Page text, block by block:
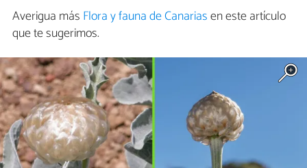
Averigua más Flora y fauna de Canariasen este artículo
que te sugerimos.